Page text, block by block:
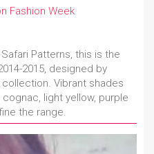
Fashion Week
Patterns, this is the
2015, designed by
Vibrant shades
light yellow, purple
the range.